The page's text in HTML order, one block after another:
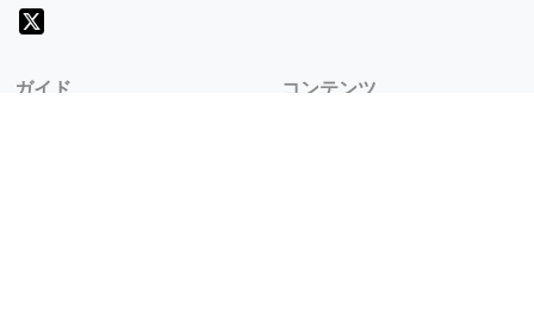
ガイド
コンテンツ